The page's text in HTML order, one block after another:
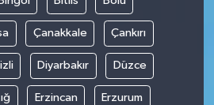
Çanakkale Çankırı
Diyarbakır Düzce
Erzincan Erzurum